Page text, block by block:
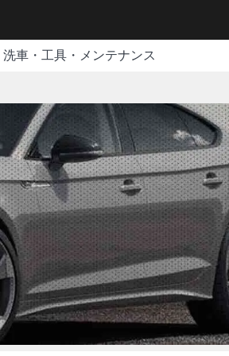
洗車・工具・メンテナンス